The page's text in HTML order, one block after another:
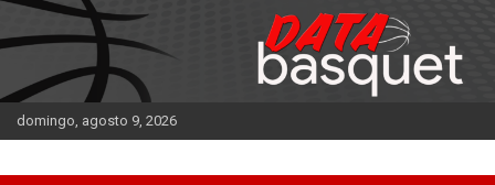
Saltar
al
contenido
domingo, agosto 9, 2026